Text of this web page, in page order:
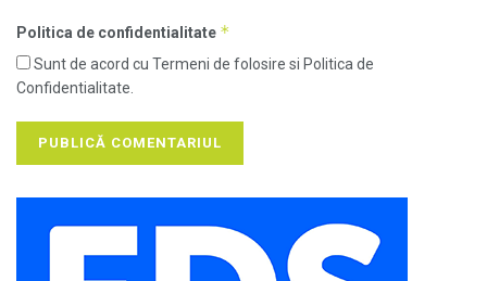
Politica de confidentialitate *
Sunt de acord cu Termeni de folosire si Politica de
Confidentialitate.